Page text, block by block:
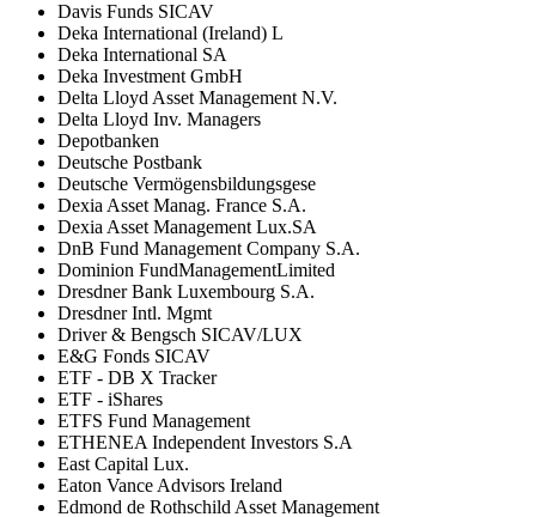
Davis Funds SICAV
Deka International (Ireland) L
Deka International SA
Deka Investment GmbH
Delta Lloyd Asset Management N.V.
Delta Lloyd Inv. Managers
Depotbanken
Deutsche Postbank
Deutsche Vermögensbildungsgese
Dexia Asset Manag. France S.A.
Dexia Asset Management Lux.SA
DnB Fund Management Company S.A.
Dominion FundManagementLimited
Dresdner Bank Luxembourg S.A.
Dresdner Intl. Mgmt
Driver & Bengsch SICAV/LUX
E&G Fonds SICAV
ETF - DB X Tracker
ETF - iShares
ETFS Fund Management
ETHENEA Independent Investors S.A
East Capital Lux.
Eaton Vance Advisors Ireland
Edmond de Rothschild Asset Management